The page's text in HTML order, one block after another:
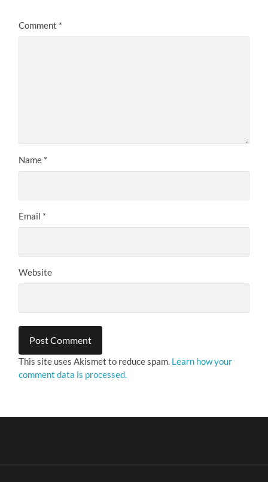
Comment *
Name *
Email *
Website
This site uses Akismet to reduce spam. Learn how your
comment data is processed.